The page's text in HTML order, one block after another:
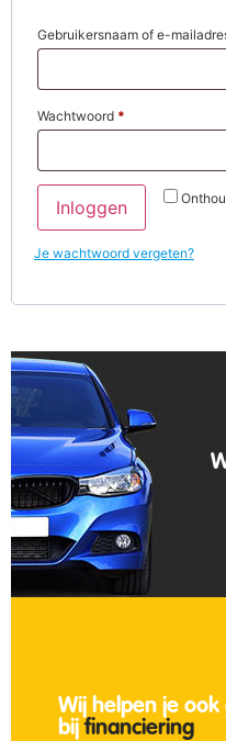
Gebruikersnaam of e-
Wachtwoord *
Inloggen
Je wachtwoord vergeten?
Wij helpen je ook
bijfinanciering